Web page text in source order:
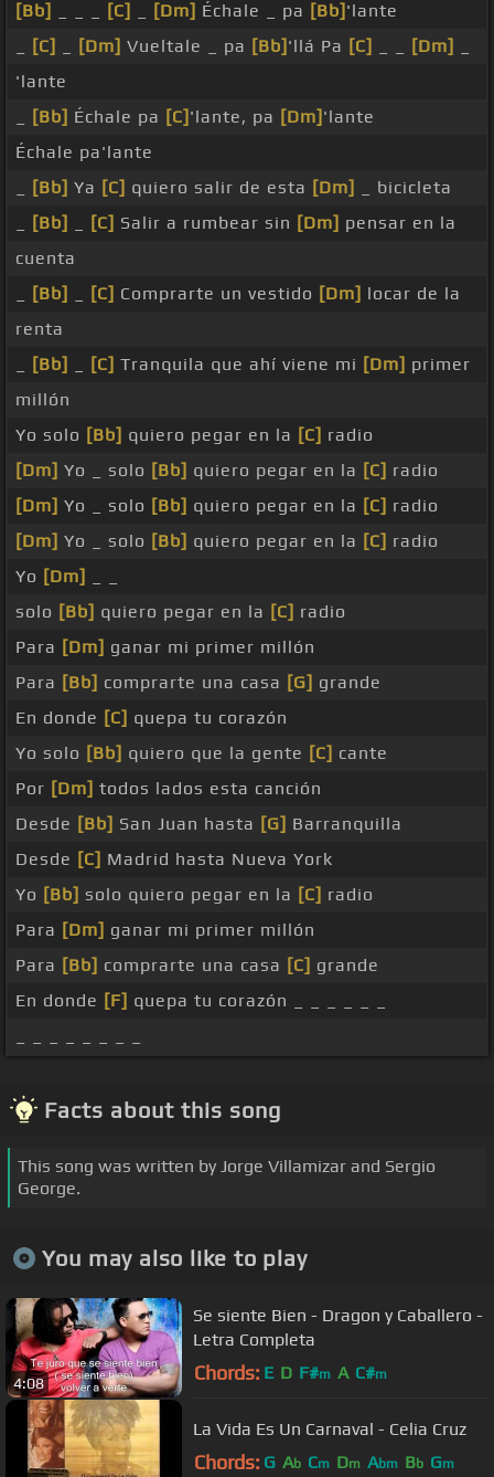
[Bb]
[C] [Dm] Échale _ pa [Bb] 'lante
[C] [Dm] Vueltale _ pa [Bb] 'llá Pa [C] [Dm]
'lante
[Bb] Échale pa [C] 'lante, pa [Dm] 'lante
Échale pa'lante
[Bb] Ya [C] quiero salir de esta [Dm]
_ bicicleta
[Bb] [C] Salir a rumbear sin [Dm] pensar en la
cuenta
[Bb] [C] Comprarte un vestido [Dm] locar de la
renta
[Bb] [C] Tranquila que ahí viene mi [Dm] primer
millón
Yo solo [Bb] quiero pegar en la [C] radio
[Dm] Yo _ solo [Bb] quiero pegar en la [C] radio
[Dm] Yo _ solo [Bb] quiero pegar en la [C] radio
[Dm] Yo _ solo [Bb] quiero pegar en la [C] radio
Yo [Dm]
solo [Bb] quiero pegar en la [C] radio
Para [Dm] ganar mi primer millón
Para [Bb] comprarte una casa [G] grande
En donde [C] quepa tu corazón
Yo solo [Bb] quiero que la gente [C] cante
Por [Dm] todos lados esta canción
Desde [Bb] San Juan hasta [G] Barranquilla
Desde [C] Madrid hasta Nueva York
Yo [Bb] solo quiero pegar en la [C] radio
Para [Dm] ganar mi primer millón
Para [Bb] comprarte una casa [C] grande
En donde [F] quepa tu corazón _ _ _ _ _ _
Facts about this song
This song was written by Jorge Villamizar and Sergio
George.
You may also like to play
4:08
Se siente Bien - Dragon y Caballero -
Letra Completa
Chords: E D F#m A C#m
La Vida Es Un Carnaval - Celia Cruz
Chords: G Ab Cm Dm Abm Bb Gm